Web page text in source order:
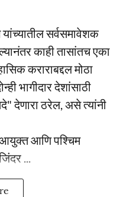
सर्वसमावेशक
काही तासांतच एका
कराराबद्दल मोठा
भागीदार देशांसाठी
देणारा ठरेल, असे त्यांनी
आयुक्त आणि पश्चिम
...